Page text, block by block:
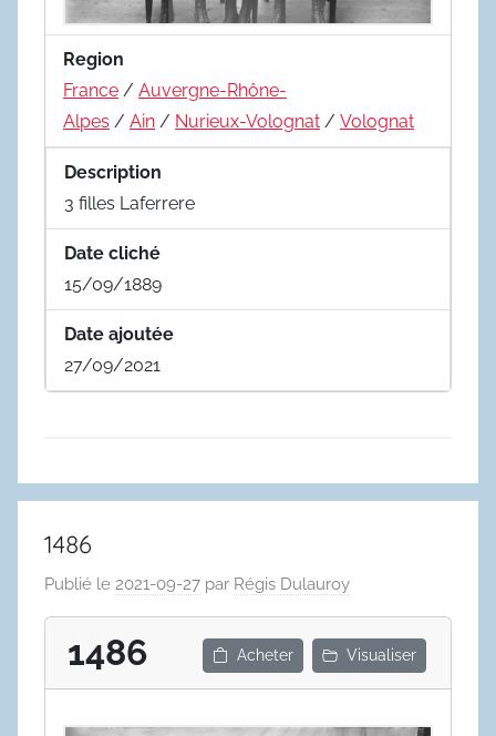
Region
France / Auvergne-Rhône-
Alpes / Ain / Nurieux-Volognat / Volognat
Description
3 filles Laferrere
Date cliché
15/09/1889
Date ajoutée
27/09/2021
1486
Publié le 2021-09-27 par Régis Dulauroy
1486 Acheter Visualiser